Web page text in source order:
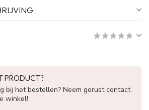
PRODUCT?
bij het bestellen? Neem gerust contact
winkel!